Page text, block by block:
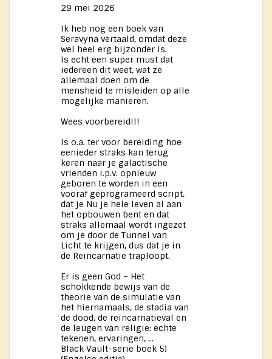
29 mei 2026
Ik heb nog een boek van
Seravyna vertaald, omdat deze
wel heel erg bijzonder is.
Is echt een super must dat
iedereen dit weet, wat ze
allemaal doen om de
mensheid te misleiden op alle
mogelijke manieren.
Wees voorbereid!!!
Is o.a. ter voor bereiding hoe
eenieder straks kan terug
keren naar je galactische
vrienden i.p.v. opnieuw
geboren te worden in een
vooraf geprogrameerd script,
dat je Nu je hele leven al aan
het opbouwen bent en dat
straks allemaal wordt ingezet
om je door de Tunnel van
Licht te krijgen, dus dat je in
de Reincarnatie traploopt.
Er is geen God – Het
schokkende bewijs van de
theorie van de simulatie van
het hiernamaals, de stadia van
de dood, de reïncarnatieval en
de leugen van religie: echte
tekenen, ervaringen, ...
Black Vault-serie boek 5)